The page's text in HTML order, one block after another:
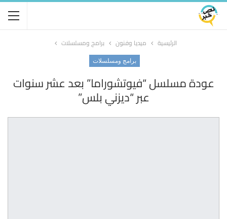
الرئيسية ميديا وفنون برامج ومسلسلات
برامج ومسلسلات
عودة مسلسل “فيوتشوراما” بعد عشر سنوات
عبر “ديزني بلس”